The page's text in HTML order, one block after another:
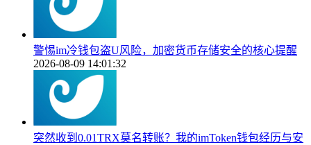
警惕im冷钱包盗U风险，加密货币存储安全的核心提醒
2026-08-09 14:01:32
突然收到0.01TRX莫名转账？我的imToken钱包经历与安